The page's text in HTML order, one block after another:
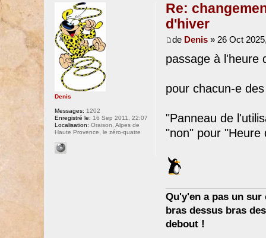
Re:
d'hiver
de Denis» 26 Oct
passage à l'heure
pour chacun-e
"Panneau de
"non" pour "Heure
Qu'y'en a pas un
bras dessus bras
debout !
Denis
Messages: 1202
Enregistré le: 16 Sep 2011, 22:07
Localisation: Oraison, Alpes de
Haute Provence, le zéro-quatre